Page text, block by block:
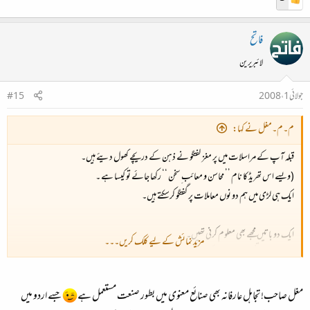
فاتح
لائبریرین
جولائی 1، 2008
#15
م۔م۔مغل نے کہا:
قبلہ آپ کے مراسلات میں پر مغز گفتگو نے ذہن کے دریچے کھول دیئے ہیں۔
(ویسے اس تھریڈ کا نام ’’ محاسن و معائب ِ سخن ‘‘ رکھا جائے تو کیسا ہے ۔
ایک ہی لڑی میں ہم دو نوں معاملات پر گفتگو کرسکتے ہیں۔
ایک دو باتیں مجھے بھی معلوم کرنی تھیں۔
ازراہِ مہربانی تفصیل سے بیان کر دیجئے۔
1) چیستاں
مزید نمائش کے لیے کلک کریں۔۔۔
مغل صاحب! تجاہل عارفانہ بھی صنائع معنوی میں بطور صنعت مستعمل ہے
جسے اردو میں